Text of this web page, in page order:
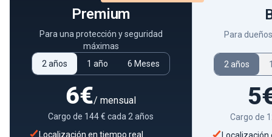
Para
2 años
Cargo de
Premium
Para una protección y seguridad
máximas
2 años
1 año 6 Meses
6€/ mensual
Cargo de 144 € cada 2 años
Localización en tiempo real